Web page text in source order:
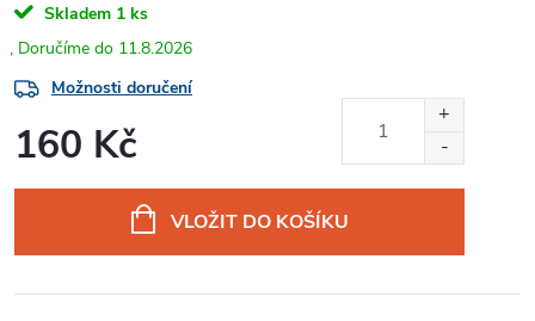
Skladem 1 ks
11.8.2026
Možnosti doručení
160 Kč
VLOŽIT DO KOŠÍKU